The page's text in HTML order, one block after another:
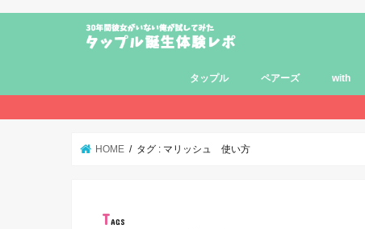
タップル ペアーズ with
HOME タグ : マリッシュ 使い方